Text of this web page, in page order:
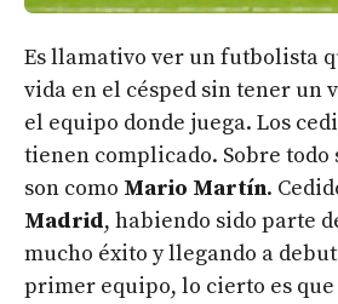
Es llamativo ver un futbolista
vida en el césped sin tener un
el equipo donde juega. Los
tienen complicado. Sobre todo
son como Mario Martín.
Madrid, habiendo sido parte
mucho éxito y llegando a
primer equipo, lo cierto es